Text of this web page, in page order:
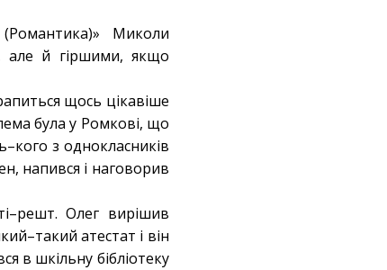
Миколи
але й гіршими, якщо
щось цікавіше
була у Ромкові, що
з однокласників
напився і наговорив
Олег вирішив
атестат і він
в шкільну бібліотеку